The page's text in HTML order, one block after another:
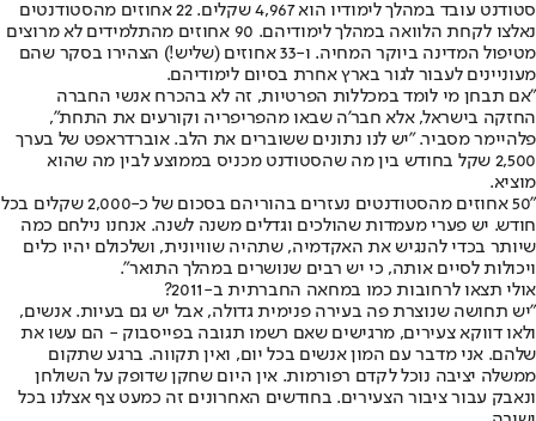
סטודנט עובד במהלך לימודיו הוא 4,967 שקלים. 22 אחוזים מהסטודנטים
נאלצו לקחת הלוואה במהלך לימודיהם. 90 אחוזים מהתלמידים לא מרוצים
מטיפול המדינה ביוקר המחיה. ו-33 אחוזים (שליש!) הצהירו בסקר שהם
מעוניינים לעבור לגור בארץ אחרת בסיום לימודיהם.
"אם תבחן מי לומד במכללות הפרטיות, זה לא בהכרח אנשי החברה
החזקה בישראל, אלא חבר'ה שבאו מהפריפריה וקורעים את התחת",
פלהיימר מסביר. "יש לנו נתונים ששוברים את הלב. אוברדראפט של בערך
2,500 שקל בחודש בין מה שהסטודנט מכניס בממוצע לבין מה שהוא
מוציא.
"50 אחוזים מהסטודנטים נעזרים בהוריהם בסכום של כ-2,000 שקלים בכל
חודש. יש פערי מעמדות שהולכים וגדלים משנה לשנה. אנחנו נילחם כמה
שיותר בכדי להנגיש את האקדמיה, שתהיה שוויונית, ושלכולם יהיו כלים
ויכולות לסיים אותה, כי יש רבים שנושרים במהלך התואר".
אולי תצאו לרחובות כמו במחאה החברתית ב-2011?
"יש תחושה שנוצרת פה בעירה פנימית גדולה, אבל יש גם בעיות. אנשים,
ולאו דווקא צעירים, מרגישים שאם רשמו תגובה בפייסבוק - הם עשו את
שלהם. אני מדבר עם המון אנשים בכל יום, ואין תקווה. ברגע שתקום
ממשלה יציבה נוכל לקדם רפורמות. אין היום שחקן שדופק על השולחן
ונאבק עבור ציבור הצעירים. בחודשים האחרונים זה כמעט צף אצלנו בכל